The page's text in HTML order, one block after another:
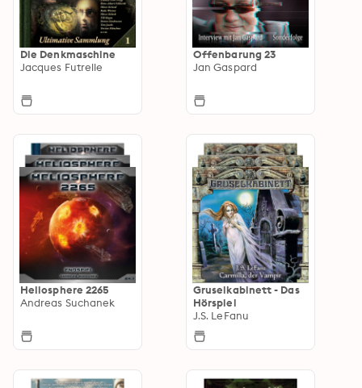
Die Denkmaschine
Jacques Futrelle
Offenbarung 23
Jan Gaspard
Heliosphere 2265
Andreas Suchanek
Gruselkabinett - Das
Hörspiel
J.S. LeFanu